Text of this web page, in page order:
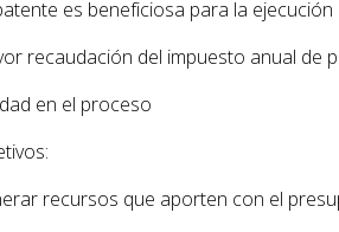
es beneficiosa para la
recaudación del impuesto anual de
en el proceso
recursos que aporten con el